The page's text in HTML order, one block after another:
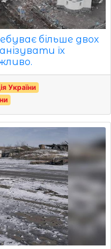
більше двох
їх
України